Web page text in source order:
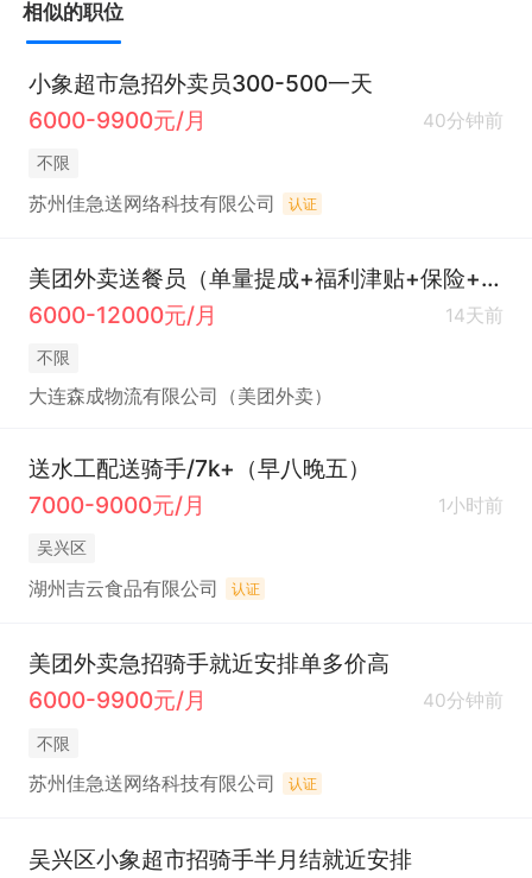
相似的职位
小象超市急招外卖员300-500一天
6000-9900元/月
40分钟前
不限
苏州佳急送网络科技有限公司 认证
美团外卖送餐员（单量提成+福利津贴+保险+夏季补贴+全勤奖+其他补助）
6000-12000元/月
14天前
不限
大连森成物流有限公司（美团外卖）
送水工配送骑手/7k+（早八晚五）
7000-9000元/月
1小时前
吴兴区
湖州吉云食品有限公司 认证
美团外卖急招骑手就近安排单多价高
6000-9900元/月
40分钟前
不限
苏州佳急送网络科技有限公司 认证
吴兴区小象超市招骑手半月结就近安排